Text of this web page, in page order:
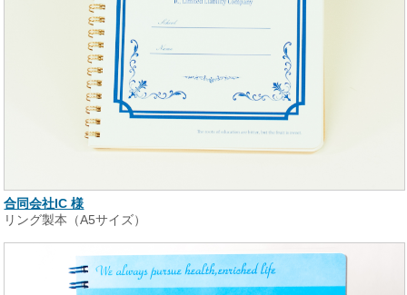
合同会社IC 様
リング製本（A5サイズ）